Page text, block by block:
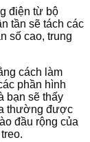
điện từ bộ
tần sẽ tách các
số cao, trung
cách làm
phần hình
bạn sẽ thấy
thường được
đầu rộng của